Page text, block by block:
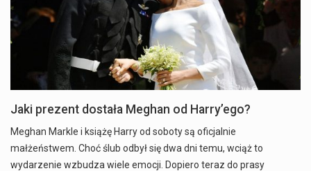
Jaki prezent dostała Meghan od Harry’ego?
Meghan Markle i książę Harry od soboty są oficjalnie
małżeństwem. Choć ślub odbył się dwa dni temu, wciąż to
wydarzenie wzbudza wiele emocji. Dopiero teraz do prasy